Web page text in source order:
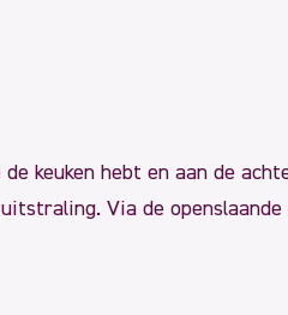
keuken hebt en aan de
Via de